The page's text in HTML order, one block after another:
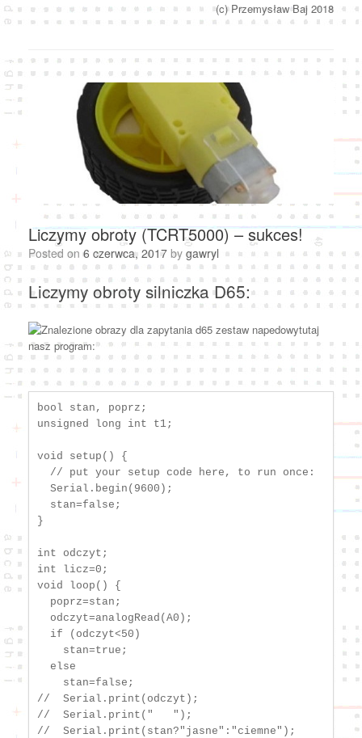
(c) Przemysław Baj 2018
Liczymy obroty (TCRT5000) – sukces!
Posted on6 czerwca, 2017 by gawryl
Liczymy obroty silniczka D65:
tutaj
nasz program:
bool stan, poprz;
unsigned long int t1;
void setup() {
  // put your setup code here, to run once:
  Serial.begin(9600);
  stan=false;
}
int odczyt;
int licz=0;
void loop() {
  poprz=stan;
  odczyt=analogRead(A0);
  if (odczyt<50)
    stan=true;
  else
    stan=false;
//  Serial.print(odczyt);
//  Serial.print("   ");
//  Serial.print(stan?"jasne":"ciemne");